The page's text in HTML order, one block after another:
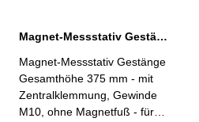
Magnet-Messstativ Gestänge Gesamthöhe 375 mm mit Zentralklemmung
Magnet-Messstativ Gestänge
Gesamthöhe 375 mm - mit
Zentralklemmung, Gewinde
M10, ohne Magnetfuß - für